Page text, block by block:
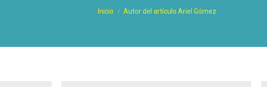
Estás aquí:
Inicio Autor del artículo Ariel Gómez